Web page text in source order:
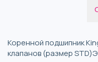
Коренной подшипник
клапанов (размер